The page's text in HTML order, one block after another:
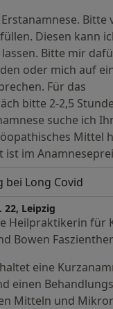
Bitte
Diesen kann
Bitte mir
oder mich auf
Für das
bitte 2-2,5
suche ich
Mittel
ist im
Long Covid
22, Leipzig
Heilpraktikerin für
Bowen
eine
einen
Mitteln und